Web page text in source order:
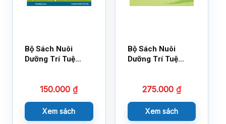
Bộ Sách Nuôi
Dưỡng Trí Tuệ
150.000₫
Xem sách
Bộ Sách Nuôi
Dưỡng Trí Tuệ
275.000 ₫
Xem sách